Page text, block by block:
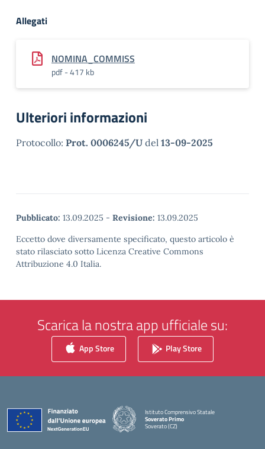
Allegati
NOMINA_COMMISS
pdf - 417 kb
Ulteriori informazioni
Protocollo: Prot. 0006245/U del 13-09-2025
Pubblicato: 13.09.2025 - Revisione: 13.09.2025
Eccetto dove diversamente specificato, questo articolo è
stato rilasciato sotto Licenza Creative Commons
Attribuzione 4.0 Italia.
Scarica la nostra app ufficiale su:
App Store Play Store
Istituto Comprensivo Statale
Soverato Primo
Soverato (CZ)